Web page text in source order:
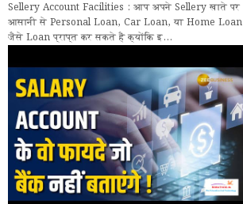
Sellery Account Facilities : आप अपने Sellery खाते पर
आसानी से Personal Loan, Car Loan, या Home Loan
जैसे Loan प्राप्त कर सकते हैं क्योंकि इ...